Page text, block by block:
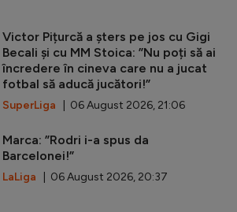
Victor Pițurcă a șters pe jos cu Gigi
Becali și cu MM Stoica: ”Nu poți să ai
încredere în cineva care nu a jucat
fotbal să aducă jucători!”
SuperLiga | 06 August 2026, 21:06
Marca: ”Rodri i-a spus da
Barcelonei!”
LaLiga | 06 August 2026, 20:37